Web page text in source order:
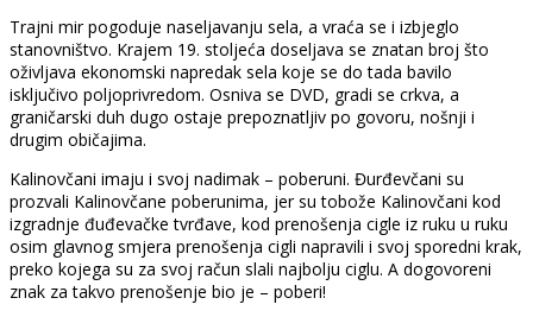
Trajni mir pogoduje naseljavanju sela, a vraća se i izbjeglo
stanovništvo. Krajem 19. stoljeća doseljava se znatan broj što
oživljava ekonomski napredak sela koje se do tada bavilo
isključivo poljoprivredom. Osniva se DVD, gradi se crkva, a
graničarski duh dugo ostaje prepoznatljiv po govoru, nošnji i
drugim običajima.
Kalinovčani imaju i svoj nadimak – poberuni. Đurđevčani su
prozvali Kalinovčane poberunima, jer su tobože Kalinovčani kod
izgradnje đuđevačke tvrđave, kod prenošenja cigle iz ruku u ruku
osim glavnog smjera prenošenja cigli napravili i svoj sporedni krak,
preko kojega su za svoj račun slali najbolju ciglu. A dogovoreni
znak za takvo prenošenje bio je – poberi!